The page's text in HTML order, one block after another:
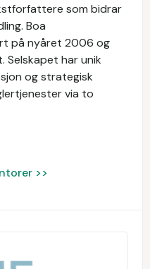
som bidrar
Boa
på nyåret 2006 og
har unik
og strategisk
via to
>>